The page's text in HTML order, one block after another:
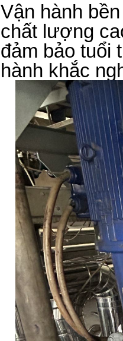
Vận hành
chất lượng
đảm bảo tuổi
hành khắc